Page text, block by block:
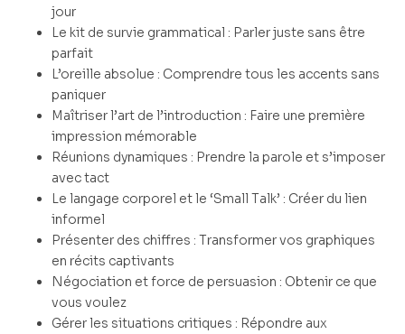
jour
Le kit de survie grammatical : Parler juste sans être
parfait
L’oreille absolue : Comprendre tous les accents sans
paniquer
Maîtriser l’art de l’introduction : Faire une première
impression mémorable
Réunions dynamiques : Prendre la parole et s’imposer
avec tact
Le langage corporel et le ‘Small Talk’ : Créer du lien
informel
Présenter des chiffres : Transformer vos graphiques
en récits captivants
Négociation et force de persuasion : Obtenir ce que
vous voulez
Gérer les situations critiques : Répondre aux